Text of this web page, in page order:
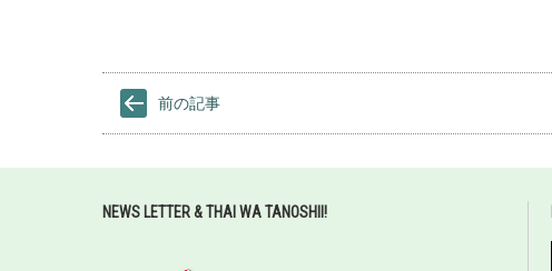
前の記事
NEWS LETTER & THAI WA TANOSHII!